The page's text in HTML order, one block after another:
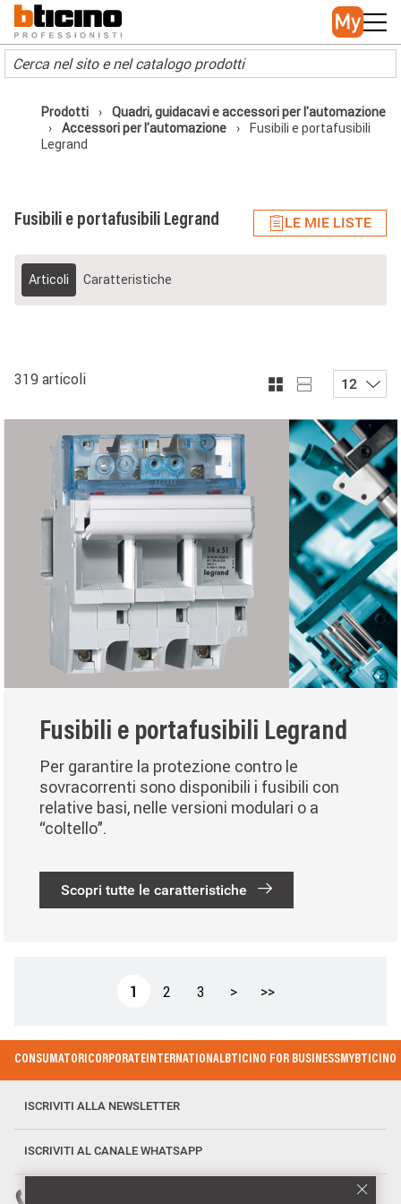
Skip to main content
Main navigation
Prodotti
Quadri, guidacavi e accessori per l'automazione
Accessori per l'automazione
Fusibili e portafusibili
Legrand
Fusibili e portafusibili Legrand LE MIE LISTE
Articoli Caratteristiche
319 articoli 12
Fusibili e portafusibili Legrand
Per garantire la protezione contro le
sovracorrenti sono disponibili i fusibili con
relative basi, nelle versioni modulari o a
“coltello”.
Scopri tutte le caratteristiche
Pagina attuale
1 Page
2 Page
3 Pagina successiva
> Ultima pagina
>>
Footer Menu
CONSUMATORICORPORATEINTERNATIONALBTICINO FOR BUSINESSMYBTICINO
ISCRIVITI ALLA NEWSLETTER
ISCRIVITI AL CANALE WHATSAPP